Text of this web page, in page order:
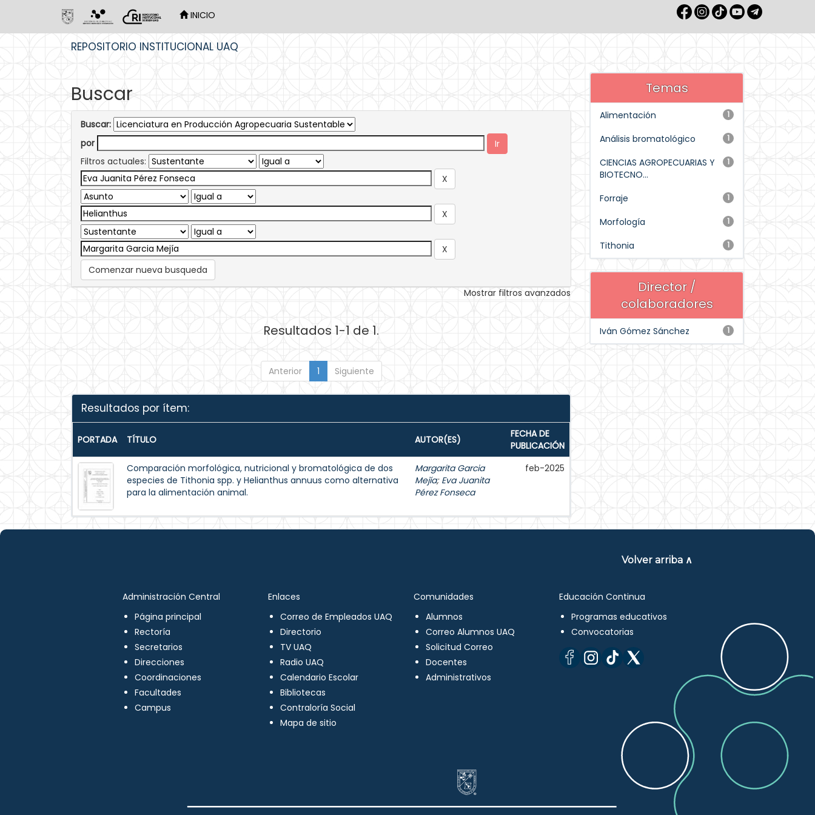
INICIO
REPOSITORIO INSTITUCIONAL UAQ
Buscar
Buscar:
por
Filtros actuales:
Comenzar nueva busqueda
Mostrar filtros avanzados
Resultados 1-1 de 1.
Anterior 1 Siguiente
Resultados por ítem:
PORTADA TÍTULO AUTOR(ES)
FECHA DE
PUBLICACIÓN
Comparación morfológica, nutricional y bromatológica de dos
especies de Tithonia spp. y Helianthus annuus como alternativa
para la alimentación animal.
Margarita Garcia
Mejía; Eva Juanita
Pérez Fonseca
feb-2025
Temas
1
Alimentación
1
Análisis bromatológico
1
CIENCIAS AGROPECUARIAS Y
BIOTECNO...
1
Forraje
1
Morfología
1
Tithonia
Director /
colaboradores
1
Iván Gómez Sánchez
Volver arriba ∧
Administración Central
Página principal
Rectoría
Secretarios
Direcciones
Coordinaciones
Facultades
Campus
Enlaces
Correo de Empleados UAQ
Directorio
TV UAQ
Radio UAQ
Calendario Escolar
Bibliotecas
Contraloría Social
Mapa de sitio
Comunidades
Alumnos
Correo Alumnos UAQ
Solicitud Correo
Docentes
Administrativos
Educación Continua
Programas educativos
Convocatorias